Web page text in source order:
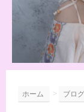
ホーム > ブログ